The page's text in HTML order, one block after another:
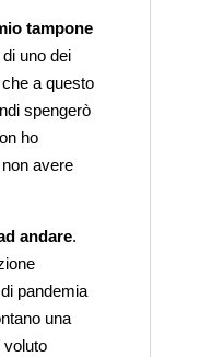
tampone
uno dei
a questo
spengerò
ho
avere
andare.
pandemia
una
voluto